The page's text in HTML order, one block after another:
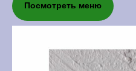
Посмотреть меню